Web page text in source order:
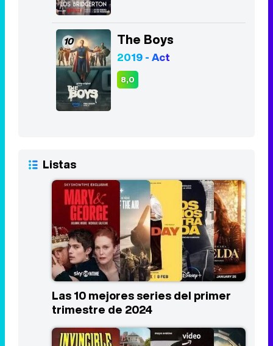
10 The Boys
2019 - Act
8,0
Listas
Las 10 mejores series del primer
trimestre de 2024